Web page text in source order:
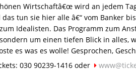
Wirtschaftâ€œ wird an jedem
das tun sie hier alle â€“ vom Banker
Idealisten. Das Programm zum
um einen tiefen Blick in alles,
es was es wolle! Gesprochen,
030 90239-1416 oder